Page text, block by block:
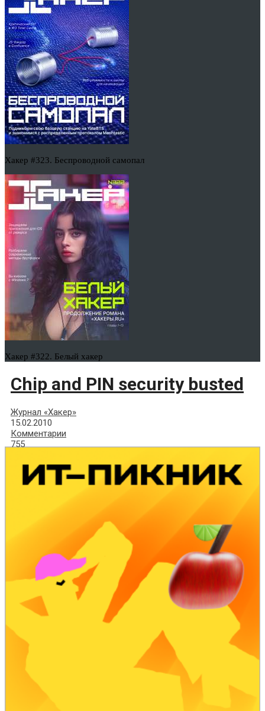
Хакер #323. Беспроводной самопал
Хакер #322. Белый хакер
Chip and PIN security busted
Журнал «Хакер»
15.02.2010
Комментарии
755